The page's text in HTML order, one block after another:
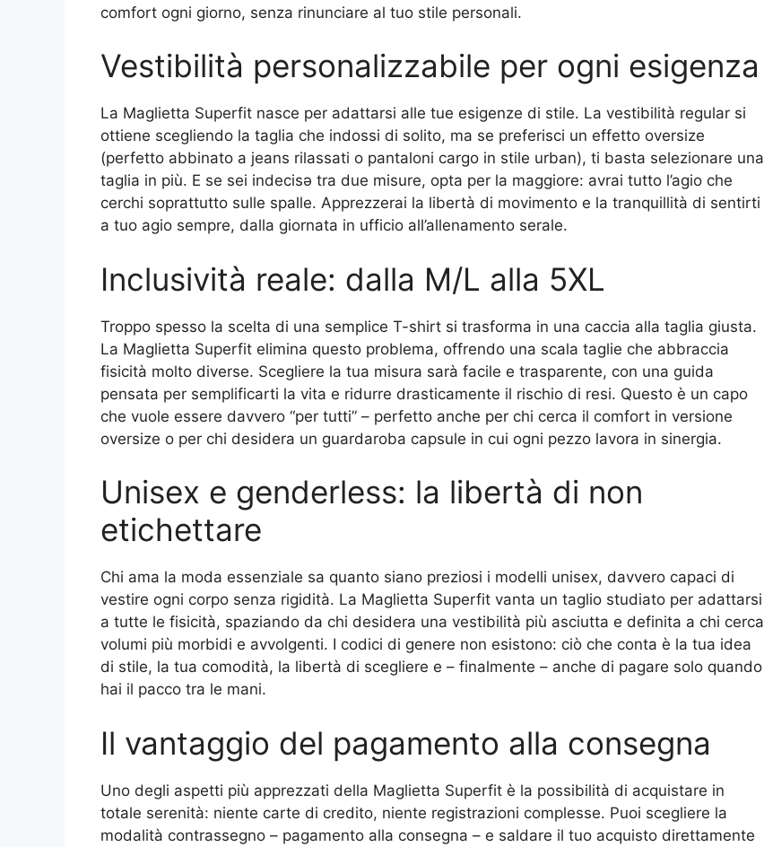
comfort ogni giorno, senza rinunciare al tuo stile personali.
Vestibilità personalizzabile per ogni esigenza
La Maglietta Superfit nasce per adattarsi alle tue esigenze di stile. La vestibilità regular si
ottiene scegliendo la taglia che indossi di solito, ma se preferisci un effetto oversize
(perfetto abbinato a jeans rilassati o pantaloni cargo in stile urban), ti basta selezionare una
taglia in più. E se sei indecisə tra due misure, opta per la maggiore: avrai tutto l’agio che
cerchi soprattutto sulle spalle. Apprezzerai la libertà di movimento e la tranquillità di sentirti
a tuo agio sempre, dalla giornata in ufficio all’allenamento serale.
Inclusività reale: dalla M/L alla 5XL
Troppo spesso la scelta di una semplice T-shirt si trasforma in una caccia alla taglia giusta.
La Maglietta Superfit elimina questo problema, offrendo una scala taglie che abbraccia
fisicità molto diverse. Scegliere la tua misura sarà facile e trasparente, con una guida
pensata per semplificarti la vita e ridurre drasticamente il rischio di resi. Questo è un capo
che vuole essere davvero “per tutti” – perfetto anche per chi cerca il comfort in versione
oversize o per chi desidera un guardaroba capsule in cui ogni pezzo lavora in sinergia.
Unisex e genderless: la libertà di non
etichettare
Chi ama la moda essenziale sa quanto siano preziosi i modelli unisex, davvero capaci di
vestire ogni corpo senza rigidità. La Maglietta Superfit vanta un taglio studiato per adattarsi
a tutte le fisicità, spaziando da chi desidera una vestibilità più asciutta e definita a chi cerca
volumi più morbidi e avvolgenti. I codici di genere non esistono: ciò che conta è la tua idea
di stile, la tua comodità, la libertà di scegliere e – finalmente – anche di pagare solo quando
hai il pacco tra le mani.
Il vantaggio del pagamento alla consegna
Uno degli aspetti più apprezzati della Maglietta Superfit è la possibilità di acquistare in
totale serenità: niente carte di credito, niente registrazioni complesse. Puoi scegliere la
modalità contrassegno – pagamento alla consegna – e saldare il tuo acquisto direttamente